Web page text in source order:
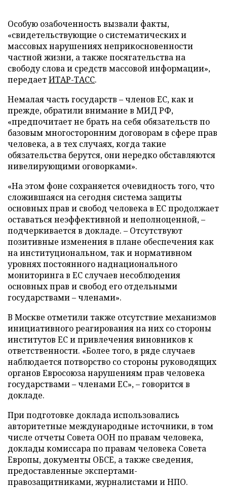
Особую озабоченность вызвали факты,
«свидетельствующие о систематических и
массовых нарушениях неприкосновенности
частной жизни, а также посягательства на
свободу слова и средств массовой информации»,
передаетИТАР-ТАСС.
Немалая часть государств –членов ЕС, как и
прежде, обратили внимание в МИД РФ,
«предпочитает не брать на себя обязательств по
базовым многосторонним договорам в сфере прав
человека, а в тех случаях, когда такие
обязательства берутся, они нередко обставляются
нивелирующими оговорками».
«На этом фоне сохраняется очевидность того, что
сложившаяся на сегодня система защиты
основных прав и свобод человека в ЕС продолжает
оставаться неэффективной и неполноценной,–
подчеркивается в докладе. – Отсутствуют
позитивные изменения в плане обеспечения как
на институциональном, так и нормативном
уровнях постоянного наднационального
мониторинга в ЕС случаев несоблюдения
основных прав и свобод его отдельными
государствами–членами».
В Москве отметили также отсутствие механизмов
инициативного реагирования на них со стороны
институтов ЕС и привлечения виновников к
ответственности. «Более того, в ряде случаев
наблюдается потворство со стороны руководящих
органов Евросоюза нарушениям прав человека
государствами–членами ЕС»,–говорится в
докладе.
При подготовке доклада использовались
авторитетные международные источники, в том
числе отчеты Совета ООН по правам человека,
доклады комиссара по правам человека Совета
Европы, документы ОБСЕ, а также сведения,
предоставленные экспертами-
правозащитниками, журналистами и НПО.